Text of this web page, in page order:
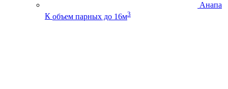
Анапа
К объем парных до 16м3